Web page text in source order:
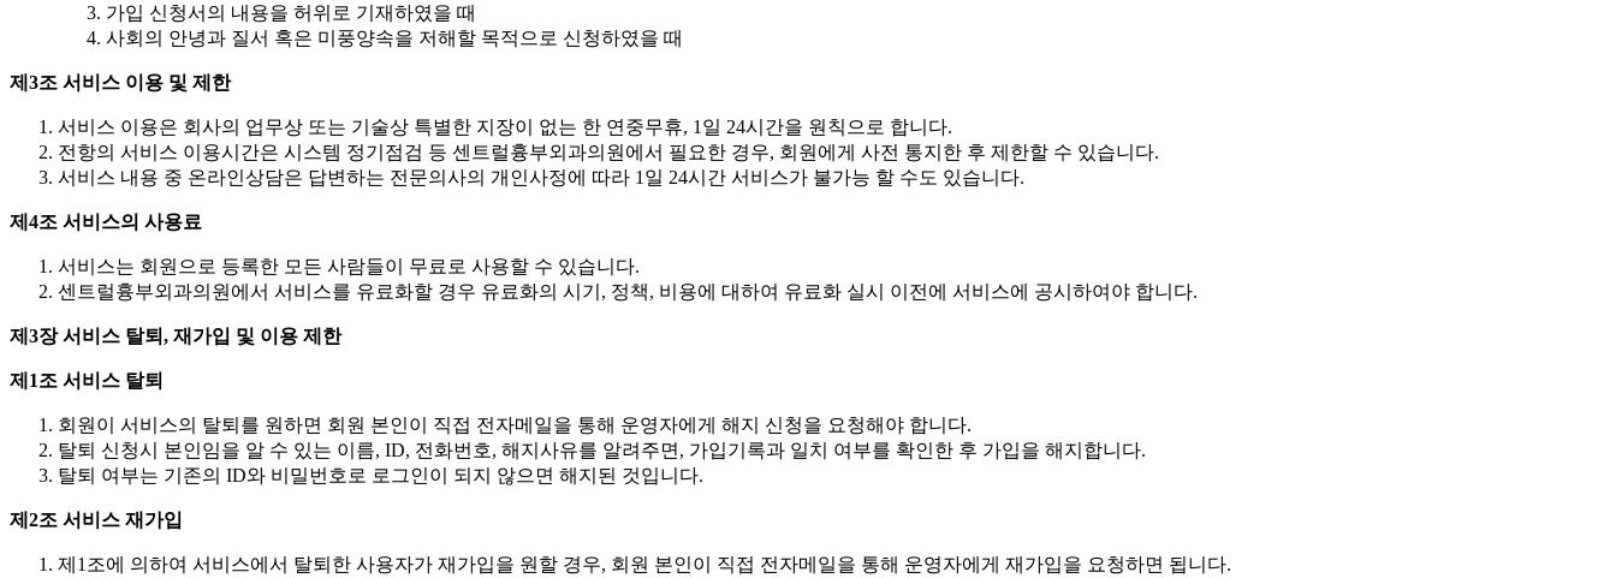
가입 신청서의 내용을 허위로 기재하였을 때
사회의 안녕과 질서 혹은 미풍양속을 저해할 목적으로 신청하였을 때
제3조 서비스 이용 및 제한
서비스 이용은 회사의 업무상 또는 기술상 특별한 지장이 없는 한 연중무휴, 1일 24시간을 원칙으로 합니다.
전항의 서비스 이용시간은 시스템 정기점검 등 센트럴흉부외과의원에서 필요한 경우, 회원에게 사전 통지한 후 제한할 수 있습니다.
서비스 내용 중 온라인상담은 답변하는 전문의사의 개인사정에 따라 1일 24시간 서비스가 불가능 할 수도 있습니다.
제4조 서비스의 사용료
서비스는 회원으로 등록한 모든 사람들이 무료로 사용할 수 있습니다.
센트럴흉부외과의원에서 서비스를 유료화할 경우 유료화의 시기, 정책, 비용에 대하여 유료화 실시 이전에 서비스에 공시하여야 합니다.
제3장 서비스 탈퇴, 재가입 및 이용 제한
제1조 서비스 탈퇴
회원이 서비스의 탈퇴를 원하면 회원 본인이 직접 전자메일을 통해 운영자에게 해지 신청을 요청해야 합니다.
탈퇴 신청시 본인임을 알 수 있는 이름, ID, 전화번호, 해지사유를 알려주면, 가입기록과 일치 여부를 확인한 후 가입을 해지합니다.
탈퇴 여부는 기존의 ID와 비밀번호로 로그인이 되지 않으면 해지된 것입니다.
제2조 서비스 재가입
제1조에 의하여 서비스에서 탈퇴한 사용자가 재가입을 원할 경우, 회원 본인이 직접 전자메일을 통해 운영자에게 재가입을 요청하면 됩니다.